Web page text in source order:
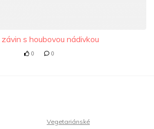
s houbovou nádivkou
0 0
Vegetariánské